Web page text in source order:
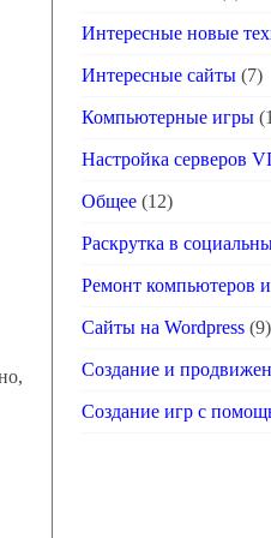
Интересные новые
Интересные сайты (7)
Компьютерные игры
Настройка серверов
Общее (12)
Раскрутка в
Ремонт компьютеров и
Сайты на Wordpress (9)
Создание и
Создание игр с